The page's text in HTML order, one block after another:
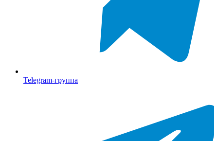
Telegram-группа